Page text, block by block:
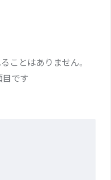
ことはありません。
です